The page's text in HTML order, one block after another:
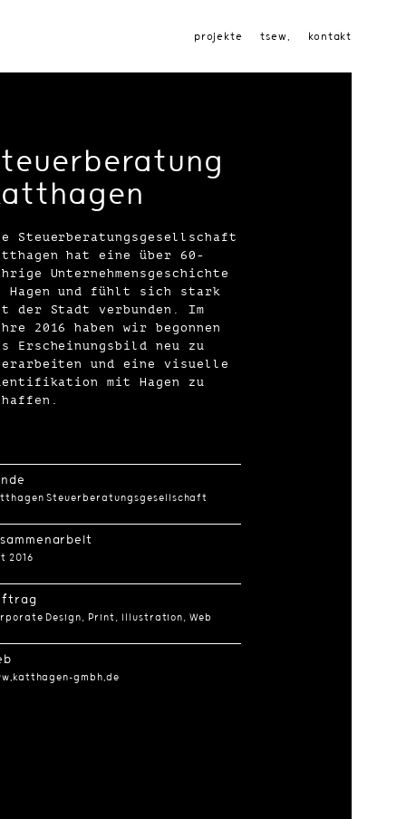
projekte tsew. kontakt
Steuerberatungsgesellschaft
hat eine über 60-
Unternehmensgeschichte
Hagen und fühlt sich stark
der Stadt verbunden. Im
2016 haben wir begonnen
Erscheinungsbild neu zu
und eine visuelle
mit Hagen zu
Steuerberatungsgesellschaft
2016
Design, Print, Illustration, Web
gmbh.de